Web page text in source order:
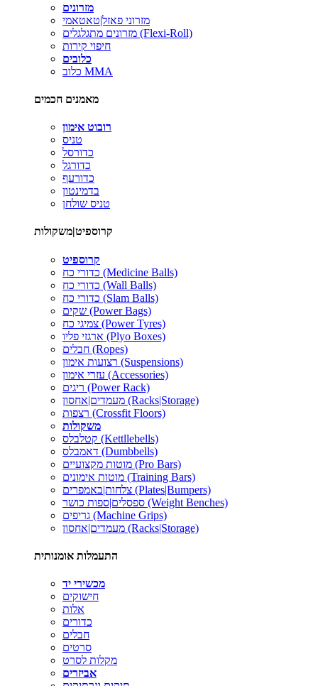
מזרונים
מזרוני פאזל|טאטאמי
מזרונים מתגלגלים (Flexi-Roll)
חיפוי קירות
כלובים
כלוב MMA
מאמנים חכמים
רובוט אימון
טניס
כדורסל
כדורגל
כדורעף
בדמינטון
טניס שולחן
קרוספיט|משקולות
קרוספיט
כדורי כח (Medicine Balls)
כדורי כח (Wall Balls)
כדורי כח (Slam Balls)
שקים (Power Bags)
צמיגי כח (Power Tyres)
ארגזי פליו (Plyo Boxes)
חבלים (Ropes)
רצועות אימון (Suspensions)
עזרי אימון (Accessories)
ריגים (Power Rack)
מעמדים|אחסון (Racks|Storage)
רצפות (Crossfit Floors)
משקולות
קטלבלס (Kettllebells)
דאמבלס (Dumbbells)
מוטות מקצועיים (Pro Bars)
מוטות אימונים (Training Bars)
צלחות|באמפרים (Plates|Bumpers)
ספסלים|ספות כושר (Weight Benches)
גריפים (Machine Grips)
מעמדים|אחסון (Racks|Storage)
התעמלות אומנותית
מכשירי יד
חישוקים
אלות
כדורים
חבלים
סרטים
מקלות לסרט
אביזרים